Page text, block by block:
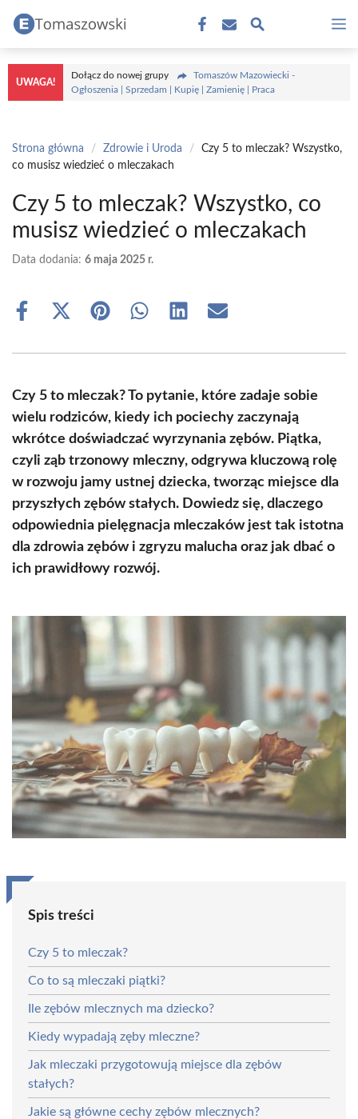
treści
UWAGA!
Dołącz do nowej grupy
Tomaszów Mazowiecki -
Ogłoszenia | Sprzedam | Kupię | Zamienię | Praca
Strona główna / Zdrowie i Uroda /
Czy 5 to mleczak? Wszystko,
co musisz wiedzieć o mleczakach
Czy 5 to mleczak? Wszystko, co
musisz wiedzieć o mleczakach
Data dodania: 6 maja 2025 r.
Share
Share
(Twitter)
Share Share Share Share
Czy 5 to mleczak? To pytanie, które zadaje sobie
wielu rodziców, kiedy ich pociechy zaczynają
wkrótce doświadczać wyrzynania zębów. Piątka,
czyli ząb trzonowy mleczny, odgrywa kluczową rolę
w rozwoju jamy ustnej dziecka, tworząc miejsce dla
przyszłych zębów stałych. Dowiedz się, dlaczego
odpowiednia pielęgnacja mleczaków jest tak istotna
dla zdrowia zębów i zgryzu malucha oraz jak dbać o
ich prawidłowy rozwój.
Spis treści
Czy 5 to mleczak?
Co to są mleczaki piątki?
Ile zębów mlecznych ma dziecko?
Kiedy wypadają zęby mleczne?
Jak mleczaki przygotowują miejsce dla zębów
stałych?
Jakie są główne cechy zębów mlecznych?